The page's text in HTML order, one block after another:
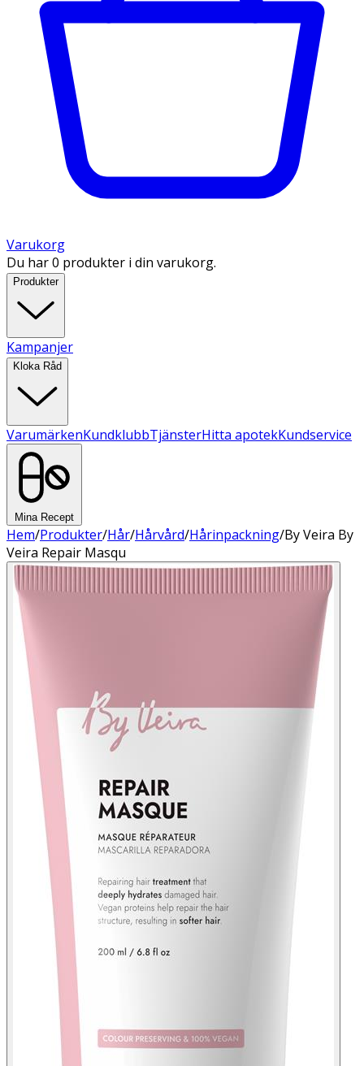
Varukorg
Du har 0 produkter i din varukorg.
Produkter
Kampanjer
Kloka Råd
VarumärkenKundklubbTjänsterHitta apotekKundservice
Mina Recept
Hem/Produkter/Hår/Hårvård/Hårinpackning/By Veira By
Veira Repair Masqu